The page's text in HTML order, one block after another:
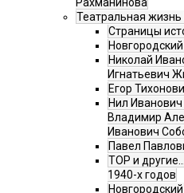
Рахманинова
Театральная
Страницы
Николай
Игнатьевич
Егор
Нил
Владимир
Иванович
Павел
ТОР и
1940-х годов